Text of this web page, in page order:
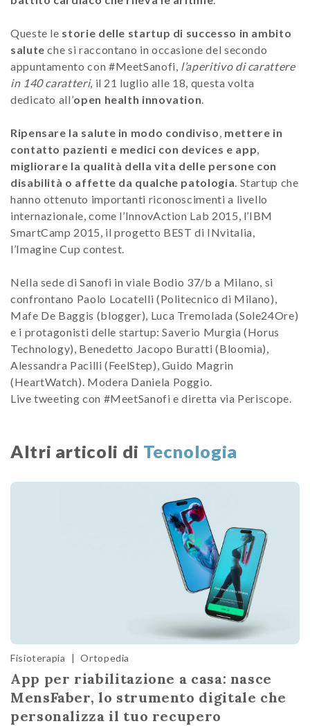
Queste le storie delle startup di successo in ambito
salute che si raccontano in occasione del secondo
appuntamento con #MeetSanofi, l’aperitivo di carattere
in 140 caratteri, il 21 luglio alle 18, questa volta
dedicato all’open health innovation.
Ripensare la salute in modo condiviso, mettere in
contatto pazienti e medici con devices e app,
migliorare la qualità della vita delle persone con
disabilità o affette da qualche patologia. Startup che
hanno ottenuto importanti riconoscimenti a livello
internazionale, come l’InnovAction Lab 2015, l’IBM
SmartCamp 2015, il progetto BEST di INvitalia,
l’Imagine Cup contest.
Nella sede di Sanofi in viale Bodio 37/b a Milano, si
confrontano Paolo Locatelli (Politecnico di Milano),
Mafe De Baggis (blogger), Luca Tremolada (Sole24Ore)
e i protagonisti delle startup: Saverio Murgia (Horus
Technology), Benedetto Jacopo Buratti (Bloomia),
Alessandra Pacilli (FeelStep), Guido Magrin
(HeartWatch). Modera Daniela Poggio.
Live tweeting con #MeetSanofi e diretta via Periscope.
Altri articoli di Tecnologia
Fisioterapia | Ortopedia
App per riabilitazione a casa: nasce
MensFaber, lo strumento digitale che
personalizza il tuo recupero